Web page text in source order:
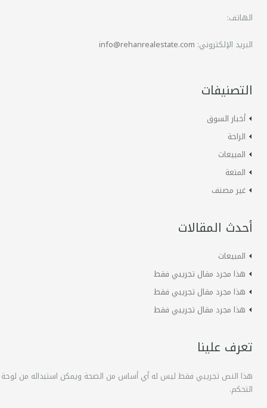
الهاتف:
البريد الإلكتروني:info@rehanrealestate.com
التصنيفات
أخبار السوق
الراحة
المبيعات
المتعة
غير مصنف
أحدث المقالات
المبيعات
هذا مجرد مقال تجريبي فقط
هذا مجرد مقال تجريبي فقط
هذا مجرد مقال تجريبي فقط
تعرف علينا
هذا النص تجريبي فقط ليس له أي أساس من الصحة ويمكن استبداله من لوحة
التحكم.